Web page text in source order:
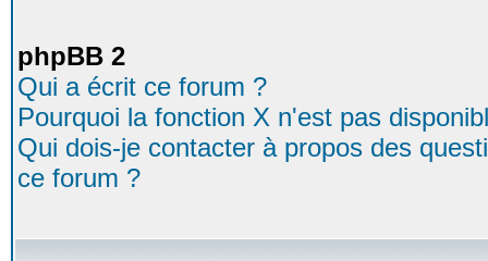
phpBB 2
Qui a écrit ce forum ?
Pourquoi la fonction X n'est pas
Qui dois-je contacter à propos des
ce forum ?